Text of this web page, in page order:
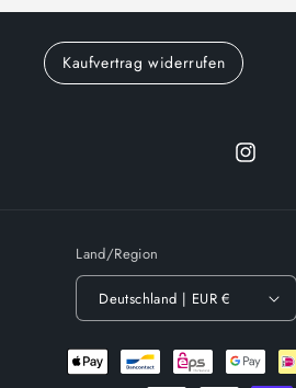
Kaufvertrag widerrufen
Instagram
Land/Region
Deutschland | EUR €
Zahlungsmethoden